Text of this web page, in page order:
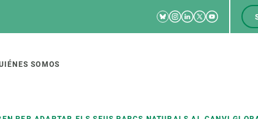
RRSS
Bluesky
Instagram
Linkedin
TwitterYoutube
SOMOS